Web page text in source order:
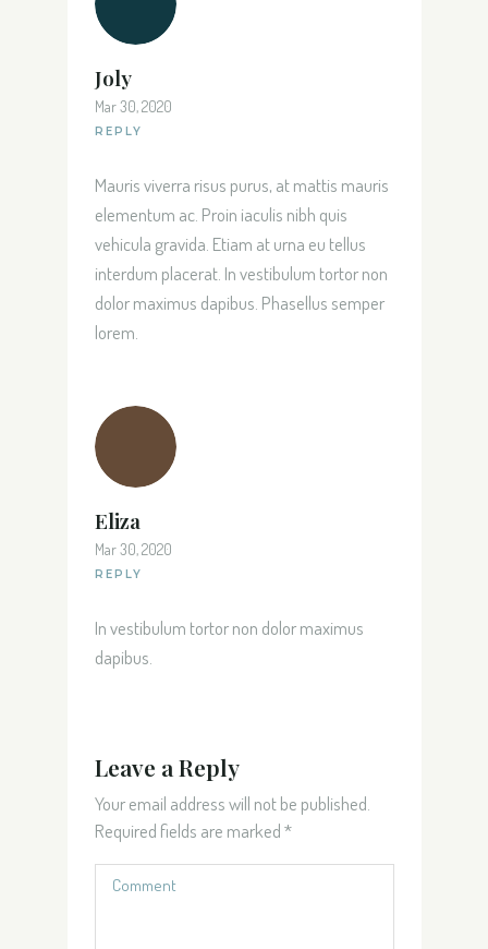
Joly
Mar 30, 2020
REPLY
Mauris viverra risus purus, at mattis mauris
elementum ac. Proin iaculis nibh quis
vehicula gravida. Etiam at urna eu tellus
interdum placerat. In vestibulum tortor non
dolor maximus dapibus. Phasellus semper
lorem.
Eliza
Mar 30, 2020
REPLY
In vestibulum tortor non dolor maximus
dapibus.
Leave a Reply
Your email address will not be published.
Required fields are marked*